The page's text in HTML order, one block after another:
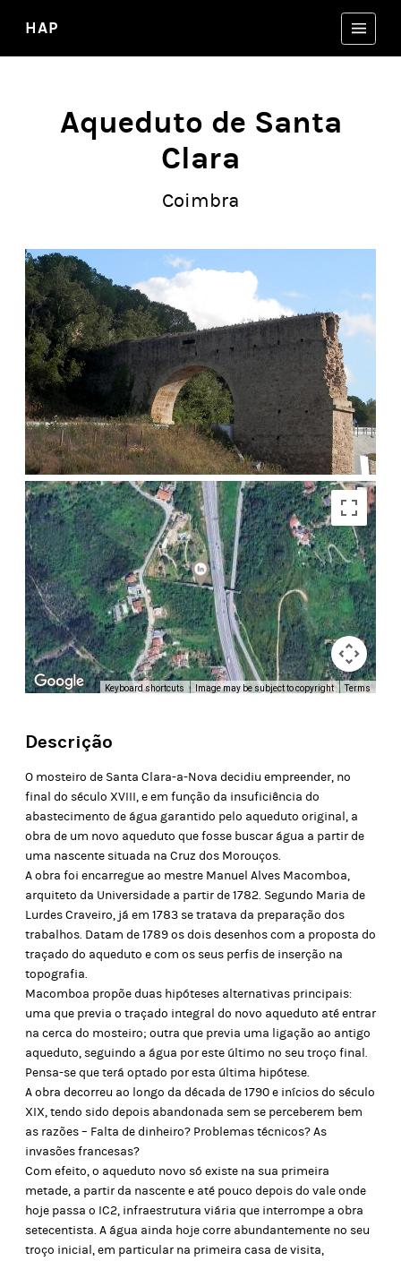
HAP
Aqueduto de Santa
Clara
Coimbra
Keyboard shortcuts Image may be subject to copyright Terms
Descrição
O mosteiro de Santa Clara-a-Nova decidiu empreender, no
final do século XVIII, e em função da insuficiência do
abastecimento de água garantido pelo aqueduto original, a
obra de um novo aqueduto que fosse buscar água a partir de
uma nascente situada na Cruz dos Morouços.
A obra foi encarregue ao mestre Manuel Alves Macomboa,
arquiteto da Universidade a partir de 1782. Segundo Maria de
Lurdes Craveiro, já em 1783 se tratava da preparação dos
trabalhos. Datam de 1789 os dois desenhos com a proposta do
traçado do aqueduto e com os seus perfis de inserção na
topografia.
Macomboa propõe duas hipóteses alternativas principais:
uma que previa o traçado integral do novo aqueduto até entrar
na cerca do mosteiro; outra que previa uma ligação ao antigo
aqueduto, seguindo a água por este último no seu troço final.
Pensa-se que terá optado por esta última hipótese.
A obra decorreu ao longo da década de 1790 e inícios do século
XIX, tendo sido depois abandonada sem se perceberem bem
as razões – Falta de dinheiro? Problemas técnicos? As
invasões francesas?
Com efeito, o aqueduto novo só existe na sua primeira
metade, a partir da nascente e até pouco depois do vale onde
hoje passa o IC2, infraestrutura viária que interrompe a obra
setecentista. A água ainda hoje corre abundantemente no seu
troço inicial, em particular na primeira casa de visita,